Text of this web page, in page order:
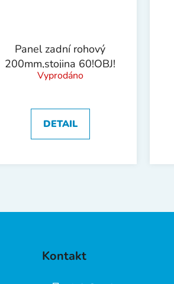
Panel zadní rohový
200mm,stojina 60!OBJ!
Vyprodáno
DETAIL
Kontakt